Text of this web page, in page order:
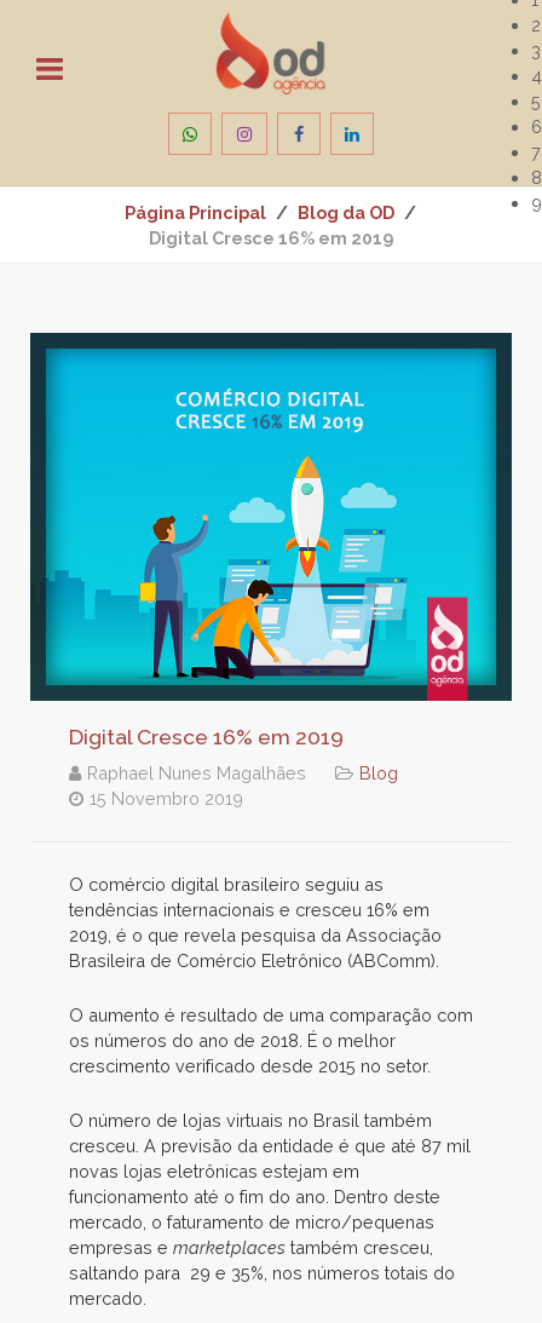
Página Principal
Blog da OD
Digital Cresce 16% em 2019
Digital Cresce 16% em 2019
Raphael Nunes Magalhães
Blog
15 Novembro 2019
O comércio digital brasileiro seguiu as
tendências internacionais e cresceu 16% em
2019, é o que revela pesquisa da Associação
Brasileira de Comércio Eletrônico (ABComm).
O aumento é resultado de uma comparação com
os números do ano de 2018. É o melhor
crescimento verificado desde 2015 no setor.
O número de lojas virtuais no Brasil também
cresceu. A previsão da entidade é que até 87 mil
novas lojas eletrônicas estejam em
funcionamento até o fim do ano. Dentro deste
mercado, o faturamento de micro/pequenas
empresas e marketplaces também cresceu,
saltando para 29 e 35%, nos números totais do
mercado.
2
3
4
5
6
7
8
9